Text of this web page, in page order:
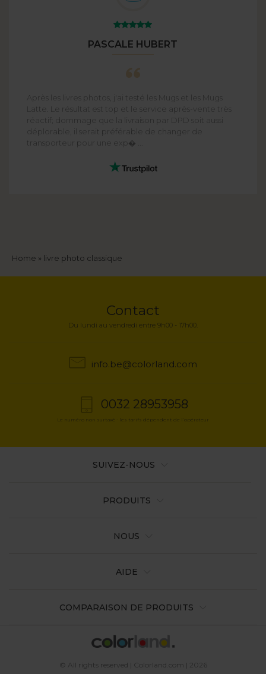
PASCALE HUBERT
Après les livres photos, j'ai testé les Mugs et les Mugs
Latte. Le résultat est top et le service après-vente très
réactif; dommage que la livraison par DPD soit aussi
déplorable, il serait préférable de changer de
transporteur pour une exp� ...
Fil
Home livre photo classique
Contact
Du lundi au vendredi entre 9h00 - 17h00.
info.be@colorland.com
0032 28953958
Le numéro non surtaxé - les tarifs dépendent de l’opérateur
PRODUITS
NOUS
AIDE
COMPARAISON DE PRODUITS
SUIVEZ-NOUS
© All rights reserved | Colorland.com | 2026